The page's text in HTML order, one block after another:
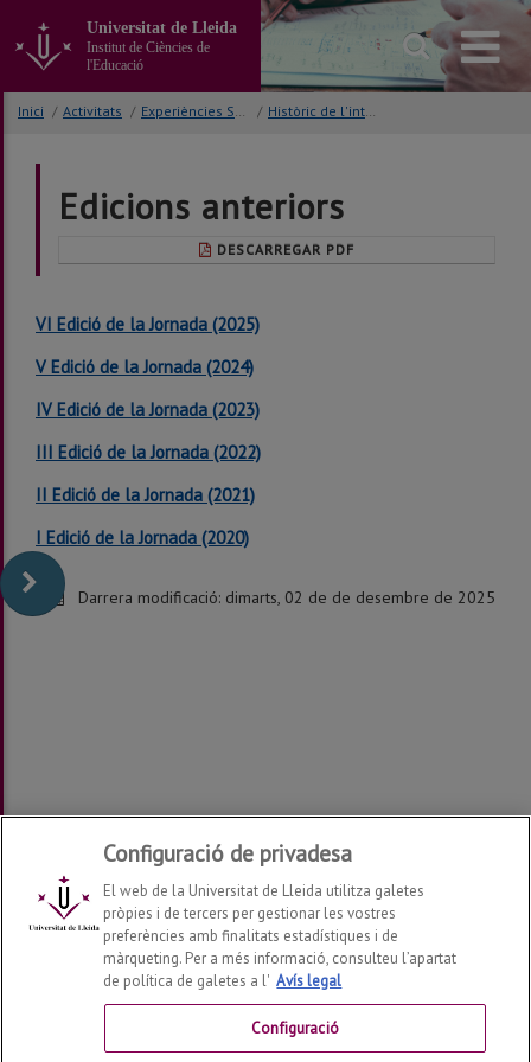
contingut
Universitat de Lleida
Institut de Ciències de
l'Educació
Inici / Activitats / Experiències STEAM / Històric de l'intercanvi
Edicions anteriors
DESCARREGAR PDF
VI Edició de la Jornada (2025)
V Edició de la Jornada (2024)
IV Edició de la Jornada (2023)
III Edició de la Jornada (2022)
II Edició de la Jornada (2021)
I Edició de la Jornada (2020)
Darrera modificació: dimarts, 02 de de desembre de 2025
Institut de Ciències de l'Educació2026©
Configuració de privadesa
El web de la Universitat de Lleida utilitza galetes
pròpies i de tercers per gestionar les vostres
preferències amb finalitats estadístiques i de
màrqueting. Per a més informació, consulteu l’apartat
de política de galetes a l' Avís legal
Configuració